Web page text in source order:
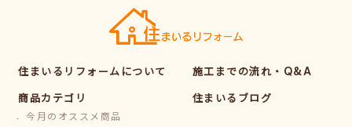
住まいるリフォームについて
商品カテゴリ
今月のオススメ商品
施工までの流れ・Q&A
住まいるブログ